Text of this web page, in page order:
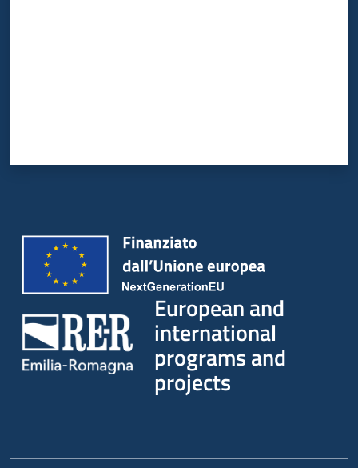
European and
international
programs and
projects